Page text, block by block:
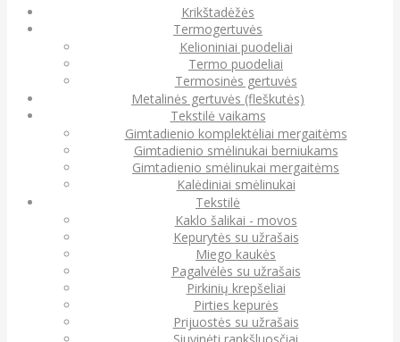
Krikštadėžės
Termogertuvės
Kelioniniai puodeliai
Termo puodeliai
Termosinės gertuvės
Metalinės gertuvės (fleškutės)
Tekstilė vaikams
Gimtadienio komplektėliai mergaitėms
Gimtadienio smėlinukai berniukams
Gimtadienio smėlinukai mergaitėms
Kalėdiniai smėlinukai
Tekstilė
Kaklo šalikai - movos
Kepurytės su užrašais
Miego kaukės
Pagalvėlės su užrašais
Pirkinių krepšeliai
Pirties kepurės
Prijuostės su užrašais
Siuvinėti rankšluosčiai